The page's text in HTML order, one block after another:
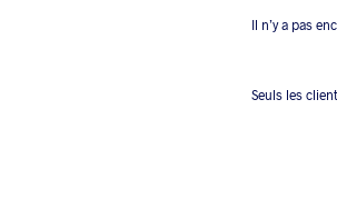
Il n’y a pas
Seuls les